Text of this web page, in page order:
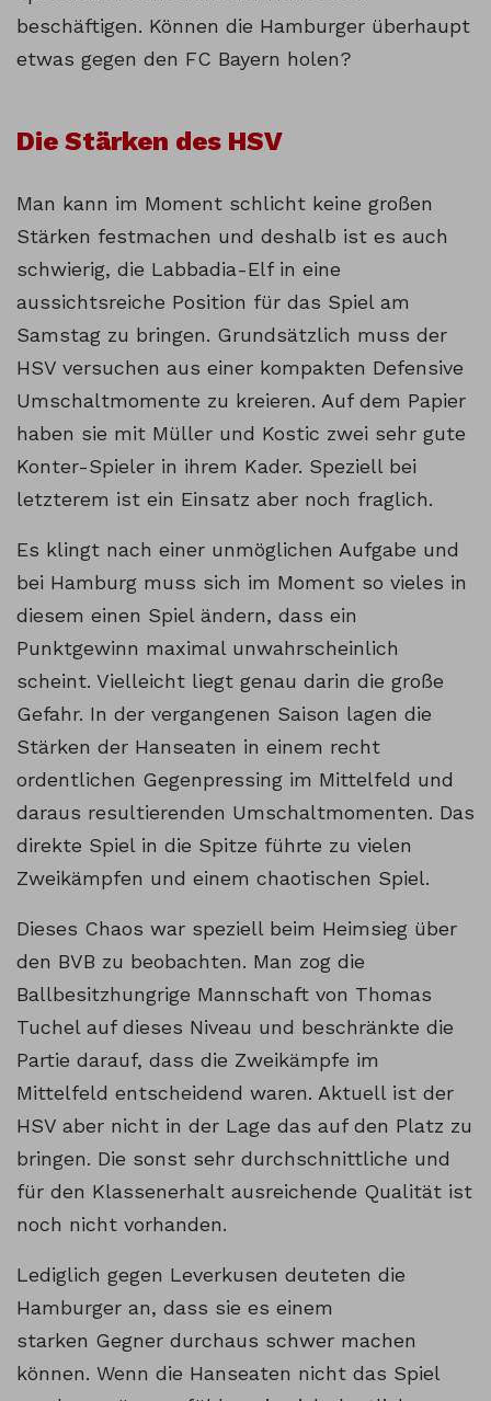
beschäftigen. Können die Hamburger überhaupt
etwas gegen den FC Bayern holen?
Die Stärken des HSV
Man kann im Moment schlicht keine großen
Stärken festmachen und deshalb ist es auch
schwierig, die Labbadia-Elf in eine
aussichtsreiche Position für das Spiel am
Samstag zu bringen. Grundsätzlich muss der
HSV versuchen aus einer kompakten Defensive
Umschaltmomente zu kreieren. Auf dem Papier
haben sie mit Müller und Kostic zwei sehr gute
Konter-Spieler in ihrem Kader. Speziell bei
letzterem ist ein Einsatz aber noch fraglich.
Es klingt nach einer unmöglichen Aufgabe und
bei Hamburg muss sich im Moment so vieles in
diesem einen Spiel ändern, dass ein
Punktgewinn maximal unwahrscheinlich
scheint. Vielleicht liegt genau darin die große
Gefahr. In der vergangenen Saison lagen die
Stärken der Hanseaten in einem recht
ordentlichen Gegenpressing im Mittelfeld und
daraus resultierenden Umschaltmomenten. Das
direkte Spiel in die Spitze führte zu vielen
Zweikämpfen und einem chaotischen Spiel.
Dieses Chaos war speziell beim Heimsieg über
den BVB zu beobachten. Man zog die
Ballbesitzhungrige Mannschaft von Thomas
Tuchel auf dieses Niveau und beschränkte die
Partie darauf, dass die Zweikämpfe im
Mittelfeld entscheidend waren. Aktuell ist der
HSV aber nicht in der Lage das auf den Platz zu
bringen. Die sonst sehr durchschnittliche und
für den Klassenerhalt ausreichende Qualität ist
noch nicht vorhanden.
Lediglich gegen Leverkusen deuteten die
Hamburger an, dass sie es einem
starken Gegner durchaus schwer machen
können. Wenn die Hanseaten nicht das Spiel